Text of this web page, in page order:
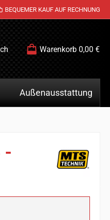
BEQUEMER KAUF AUF RECHNUNG
Warenkorb 0,00 €
Außenausstattung
-